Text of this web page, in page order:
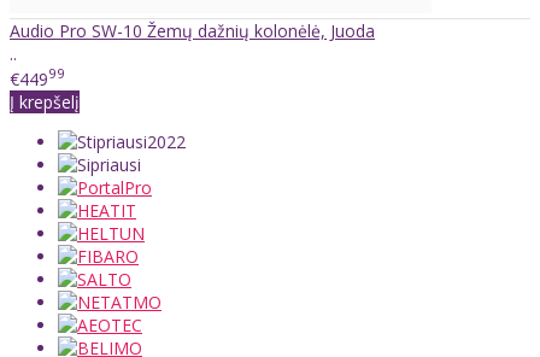
Audio Pro SW-10 Žemų dažnių kolonėlė, Juoda
..
€44999
Į krepšelį